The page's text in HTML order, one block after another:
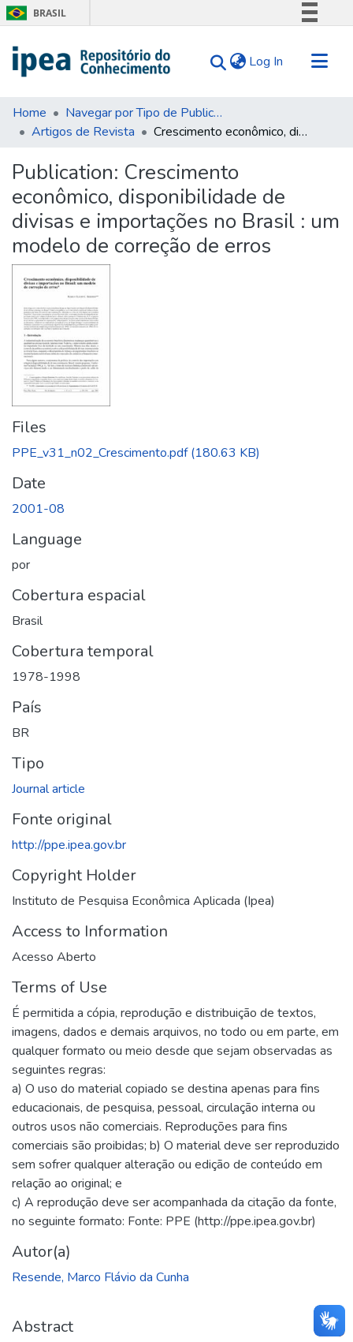
BRASIL
Comunica BR
Acesso à informação
Legislação
Log In (current)
Communities & Collections
Search for
Statistics
About Us
Home
Navegar por Tipo de Publicação
Artigos de Revista
Crescimento econômico, disponibilidade de divisas e importações no Brasil : um modelo de correção de erros
Publication: Crescimento
econômico, disponibilidade de
divisas e importações no Brasil : um
modelo de correção de erros
Files
PPE_v31_n02_Crescimento.pdf(180.63 KB)
Date
2001-08
Language
por
Cobertura espacial
Brasil
Cobertura temporal
1978-1998
País
BR
Tipo
Journal article
Fonte original
http://ppe.ipea.gov.br
Copyright Holder
Instituto de Pesquisa Econômica Aplicada (Ipea)
Access to Information
Acesso Aberto
Terms of Use
É permitida a cópia, reprodução e distribuição de textos,
imagens, dados e demais arquivos, no todo ou em parte, em
qualquer formato ou meio desde que sejam observadas as
seguintes regras:
a) O uso do material copiado se destina apenas para fins
educacionais, de pesquisa, pessoal, circulação interna ou
outros usos não comerciais. Reproduções para fins
comerciais são proibidas; b) O material deve ser reproduzido
sem sofrer qualquer alteração ou edição de conteúdo em
relação ao original; e
c) A reprodução deve ser acompanhada da citação da fonte,
no seguinte formato: Fonte: PPE (http://ppe.ipea.gov.br)
Autor(a)
Resende, Marco Flávio da Cunha
Abstract